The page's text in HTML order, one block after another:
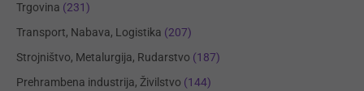
Trgovina (231)
Transport, Nabava, Logistika (207)
Strojništvo, Metalurgija, Rudarstvo (187)
Prehrambena industrija, Živilstvo (144)